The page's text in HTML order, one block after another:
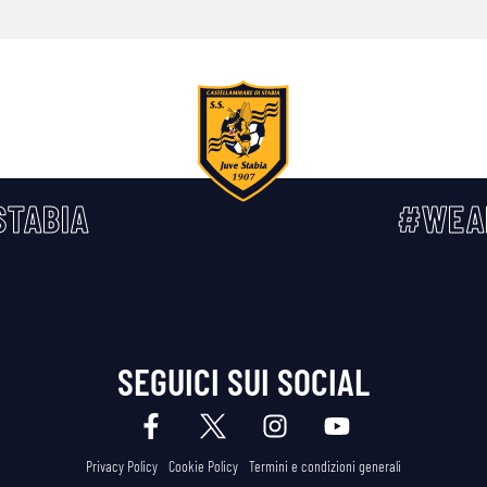
SEGUICI SUI SOCIAL
Privacy Policy Cookie Policy Termini e condizioni generali